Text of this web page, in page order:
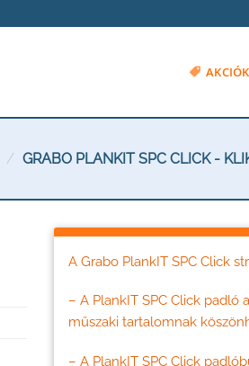
AKCIÓK
/ GRABO PLANKIT SPC CLICK -
A Grabo PlankIT SPC Click
– A PlankIT SPC Click
műszaki tartalomnak
– A PlankIT SPC Click